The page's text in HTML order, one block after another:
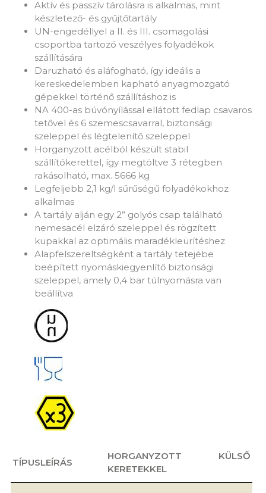
Aktív és passzív tárolásra is alkalmas, mint
készletező- és gyűjtőtartály
UN-engedéllyel a II. és III. csomagolási
csoportba tartozó veszélyes folyadékok
szállítására
Daruzható és aláfogható, így ideális a
kereskedelemben kapható anyagmozgató
gépekkel történő szállításhoz is
NA 400-as búvónyílással ellátott fedlap csavaros
tetővel és 6 szemescsavarral, biztonsági
szeleppel és légtelenítő szeleppel
Horganyzott acélból készült stabil
szállítókerettel, így megtöltve 3 rétegben
rakásolható, max. 5666 kg
Legfeljebb 2,1 kg/l sűrűségű folyadékokhoz
alkalmas
A tartály alján egy 2” golyós csap található
nemesacél elzáró szeleppel és rögzített
kupakkal az optimális maradékleürítéshez
Alapfelszereltségként a tartály tetejébe
beépített nyomáskiegyenlítő biztonsági
szeleppel, amely 0,4 bar túlnyomásra van
beállítva
TÍPUSLEÍRÁS
HORGANYZOTT KÜLSŐ
KERETEKKEL